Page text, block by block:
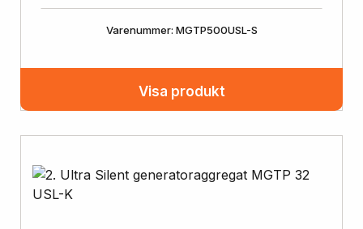
Varenummer: MGTP500USL-S
Visa produkt